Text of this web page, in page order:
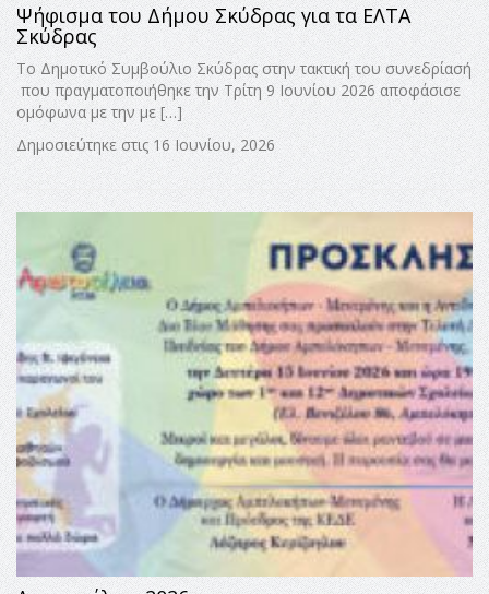
Ψήφισμα του Δήμου Σκύδρας για τα ΕΛΤΑ
Σκύδρας
Το Δημοτικό Συμβούλιο Σκύδρας στην τακτική του συνεδρίασή
που πραγματοποιήθηκε την Τρίτη 9 Ιουνίου 2026 αποφάσισε
ομόφωνα με την με […]
Δημοσιεύτηκε στις 16 Ιουνίου, 2026